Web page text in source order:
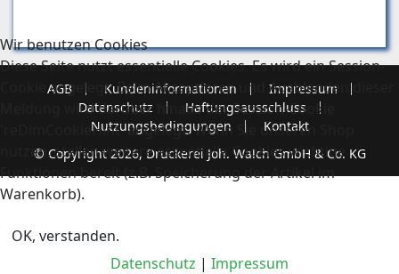
AGB Kundeninformationen
Impressum
Datenschutz
Haftungsausschluss
Nutzungsbedingungen
Kontakt
© Copyright 2026, Druckerei Joh. Walch GmbH & Co. KG
Wir benutzen Cookies
Diese Seite nutzt essentielle Cookies. Es wird ein Session-
Cookie angelegt. Beim Akzeptieren und Ausblenden dieser
Meldung wird darüber hinaus der Session-Cookie
'reDimCookieHint' angelegt. Wenn Sie unseren Shop
nutzen, stellen weitere essentielle Cookies wichtige
Funktionen bereit (z.B. Speicherung der Artikel im
Warenkorb).
OK, verstanden.
Datenschutz | Impressum